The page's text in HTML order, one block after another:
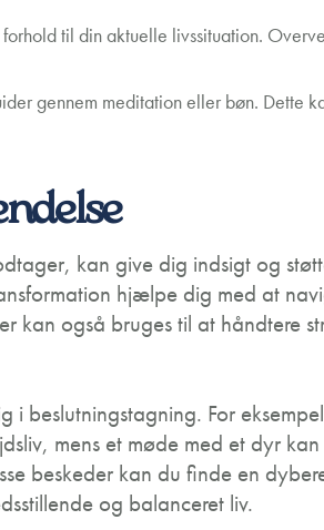
til din aktuelle livssituation.
gennem meditation eller bøn. Dette
kan give dig indsigt og
hjælpe dig med at
kan også bruges til at håndtere
i beslutningstagning. For
mens et møde med et dyr
beskeder kan du finde en
og balanceret liv.